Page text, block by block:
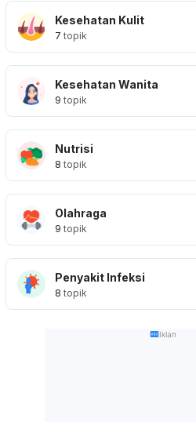
Kesehatan Kulit
7 topik
Kesehatan Wanita
9 topik
Nutrisi
8 topik
Olahraga
9 topik
Penyakit Infeksi
8 topik
Iklan